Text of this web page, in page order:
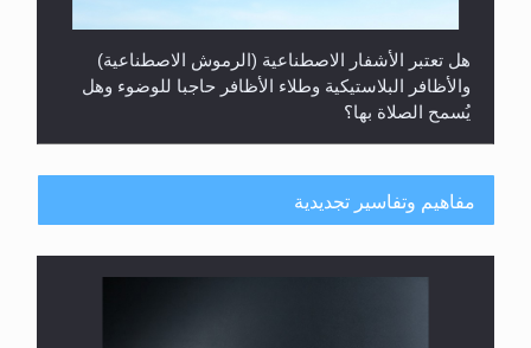
هل تعتبر الأشفار الاصطناعية (الرموش الاصطناعية)
والأظافر البلاستيكية وطلاء الأظافر حاجبا للوضوء وهل
يُسمح الصلاة بها؟
مفاهيم وتفاسير تجديدية